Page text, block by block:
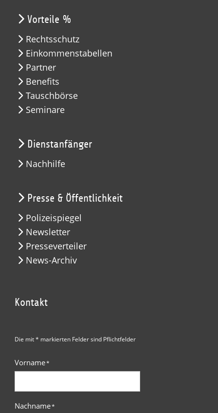
Vorteile %
Rechtsschutz
Einkommenstabellen
Partner
Benefits
Tauschbörse
Seminare
Dienstanfänger
Nachhilfe
Presse & Öffentlichkeit
Polizeispiegel
Newsletter
Presseverteiler
News-Archiv
Kontakt
Die mit * markierten Felder sind Pflichtfelder
Vorname*
Nachname*